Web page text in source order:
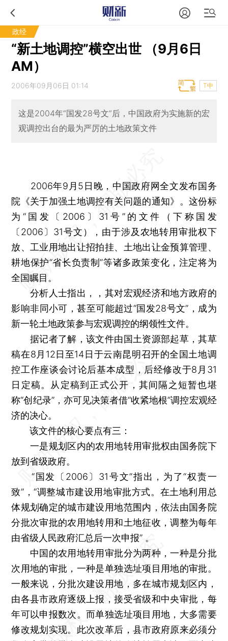
政经
“新土地调控”横空出世 （9月6日
AM）
2006年09月06日 01:14 T中
这是2004年“国发28号文”后，中国政府为实施新的宏
观调控出台的最为严厉的土地政策文件
2006年9月5日晚，中国政府网全文发布国务
院《关于加强土地调控有关问题的通知》。这份标
为“国发〔2006〕31号”的文件（下称国发
〔2006〕31号文），由于涉及农地转用审批权下
放、工业用地出让招拍挂、土地出让金预算管理、
耕地保护“省长负责制”等诸多政策变化，注定将为
全国瞩目。
分析人士指出，，其对宏观经济和地方政府的
影响非同小可，甚至可能超过“国发28号文”，成为
新一轮土地政策参与宏观调控的纲领性文件。
据记者了解，该文件由国土资源部起草，其草
稿在8月12日至14日于云南昆明召开的全国土地调
控工作座谈会讨论后基本成型，后经修改于8月31
日定稿。从定稿到正式公开，其间隔之短暂也堪
称“创纪录”，亦可见决策者借“收紧地根”调控宏观经
济的决心。
该文件的核心要点有三：
一是规划区内的农用地转用审批权由国务院下
放到省级政府。
“国发〔2006〕31号文”指出，为了“权责一
致”，“调整城市建设用地审批方式。在土地利用总
体规划确定的城市建设用地范围内，依法由国务院
分批次审批的农用地转用和土地征收，调整为每年
由省级人民政府汇总后一次申报” 。
中国的农用地转用审批分为两种，一种是分批
次用地的审批，一种是单独选址项目用地的审批。
一般来说，分批次建设用地，多在城市规划区内，
由各县市政府逐级上报，接受省级和中央审批，每
年可以申报数次。而单独选址项目用地，大多需要
修改规划实现。此次改革后，县市政府原来必须分